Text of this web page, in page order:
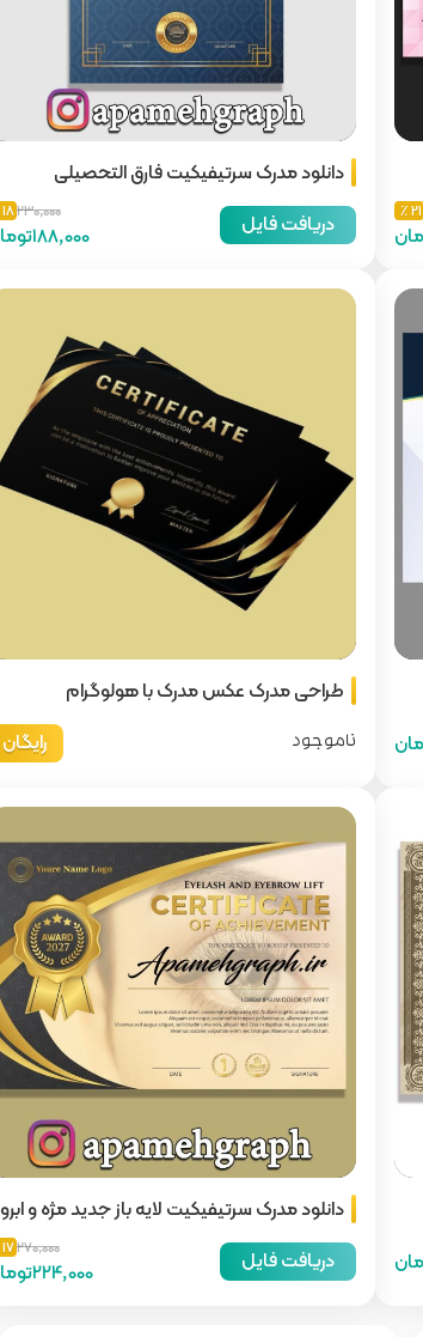
21 ٪
دانلود مدرک سرتیفیکیت فارق التحصیلی
دریافت فایل
230,00018 ٪
188,000تومان
طراحی مدرک عکس مدرک با هولوگرام
ناموجود رایگان
دانلود مدرک سرتیفیکیت لایه باز جدید مژه و ابرو
دریافت فایل
270,00017 ٪
224,000تومان